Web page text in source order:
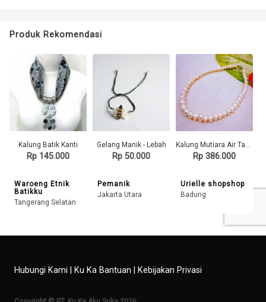
Produk Rekomendasi
Kalung Batik Kanti
Rp 145.000
Waroeng Etnik
Batikku
Tangerang Selatan
Gelang Manik - Lebah
Rp 50.000
Pemanik
Jakarta Utara
Kalung Mutiara Air Tawar - Fresh Water Pearl
Rp 386.000
Urielle shopshop
Badung
Hubungi Kami Ku Ka Bantuan Kebijakan Privasi